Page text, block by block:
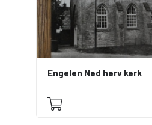
Engelen Ned herv kerk